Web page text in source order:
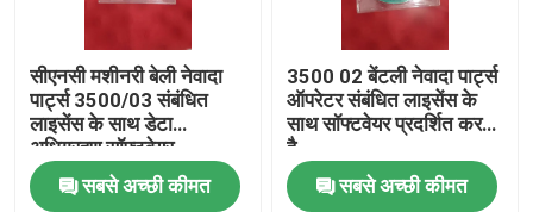
डीसीएस स्पेयर पार्ट्स
एमईजीटी वीबीएम
सीएनसी मशीनरी बेली नेवादा
पार्ट्स 3500/03 संबंधित
लाइसेंस के साथ डेटा
अधिग्रहण सॉफ्टवेयर
सबसे अच्छी कीमत
3500 02 बेंटली नेवादा पार्ट्स
ऑपरेटर संबंधित लाइसेंस के
साथ सॉफ्टवेयर प्रदर्शित करता
है
सबसे अच्छी कीमत